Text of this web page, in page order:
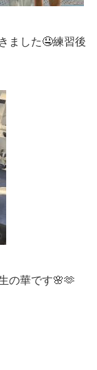
ました🤤練習後
の華です🌸🫶